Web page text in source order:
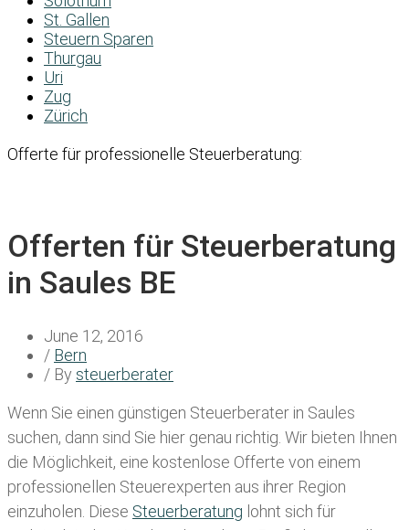
St. Gallen
Steuern Sparen
Thurgau
Uri
Zug
Zürich
Offerte für professionelle Steuerberatung:
Offerten für Steuerberatung
in Saules BE
June 12, 2016
/ Bern
/ By steuerberater
Wenn Sie einen günstigen Steuerberater in Saules
suchen, dann sind Sie hier genau richtig. Wir bieten Ihnen
die Möglichkeit, eine kostenlose Offerte von einem
professionellen Steuerexperten aus ihrer Region
einzuholen. Diese Steuerberatung lohnt sich für